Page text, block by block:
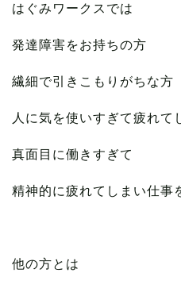
はぐみワークスでは
発達障害をお持ちの方
繊細で引きこもりがちな方
人に気を使いすぎて疲れて
真面目に働きすぎて
精神的に疲れてしまい仕事
他の方とは